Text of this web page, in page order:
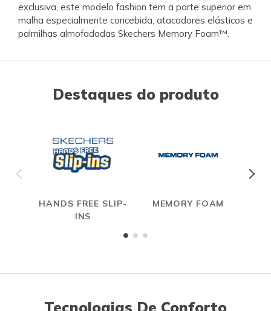
exclusiva, este modelo fashion tem a parte superior em
malha especialmente concebida, atacadores elásticos e
palmilhas almofadadas Skechers Memory Foam™.
Destaques do produto
HANDS FREE SLIP-
INS
MEMORY FOAM
Tecnologias De Conforto